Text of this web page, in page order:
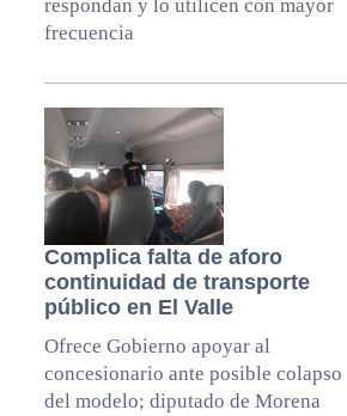
respondan y lo utilicen con mayor
frecuencia
Complica falta de aforo
continuidad de transporte
público en El Valle
Ofrece Gobierno apoyar al
concesionario ante posible colapso
del modelo; diputado de Morena